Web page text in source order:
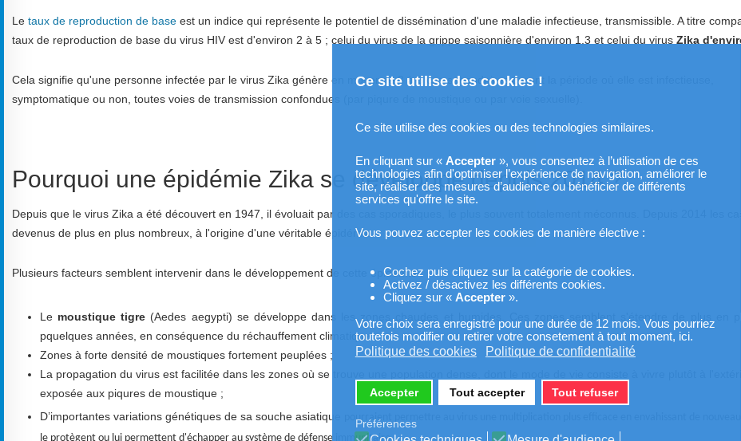
Ce site utilise des cookies !
Ce site utilise des cookies ou des technologies similaires.
En cliquant sur « Accepter», vous consentez à l’utilisation de ces
technologies afin d'optimiser l’expérience de navigation, améliorer le
site, réaliser des mesures d’audience ou bénéficier de différents
services qu'offre le site.
Vous pouvez accepter les cookies de manière élective :
Cochez puis cliquez sur la catégorie de cookies.
Activez / désactivez les différents cookies.
Cliquez sur « Accepter».
Votre choix sera enregistré pour une durée de 12 mois. Vous pourriez
toutefois modifier ou retirer votre consetement à tout moment, ici.
Politique des cookies Politique de confidentialité
Accepter Tout accepter Tout refuser
Préférences
Le taux de reproduction de base est un indice qui représente le potentiel de dissémination d'une maladie infectieuse, transmissible. A titre
taux de reproduction de base du virus HIV est d'environ 2 à 5 ; celui du virus de la grippe saisonnière d'environ 1,3 et celui du virus Zika
Cela signifie qu'une personne infectée par le virus Zika génère en moyenne 3 à 6 cas secondaires durant la période où elle est infectieuse,
symptomatique ou non, toutes voies de transmission confondues (par piqure de moustique ou par voie sexuelle).
Pourquoi une épidémie Zika se développe depuis 2014 ?
Depuis que le virus Zika a été découvert en 1947, il évoluait par des cas sporadiques, le plus souvent totalement méconnus. Depuis 2014 les
devenus de plus en plus nombreux, à l'origine d'une véritable épidémie.
Plusieurs facteurs semblent intervenir dans le développement de cette épidémie :
Le moustique tigre (Aedes aegypti) se développe dans les zones chaudes et humides. Ces zones semblent s'étendre de plus en
pquelques années, en conséquence du réchauffement climatique ;
Zones à forte densité de moustiques fortement peuplées ;
La propagation du virus est facilitée dans les zones où se trouve une population dense, dont le mode de vie consiste à vivre plutôt à
exposée aux piqures de moustique ;
D’importantes variations génétiques de sa souche asiatique
pourraient permettre au virus une multiplication plus efficace en envahissant de
le protègent ou lui permettent d'échapper au système de défense immunitaire.